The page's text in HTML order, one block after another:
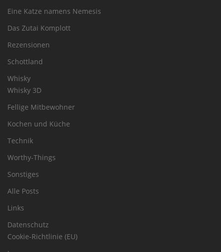
Eine Katze namens Nemesis
Das Zutai Komplott
Rezensionen
Schottland
Whisky
Whisky 3D
Fellige Mitbewohner
Kochen und Küche
Technik
Worthy-Things
Sonstiges
Alle Posts
Links
Datenschutz
Cookie-Richtlinie (EU)